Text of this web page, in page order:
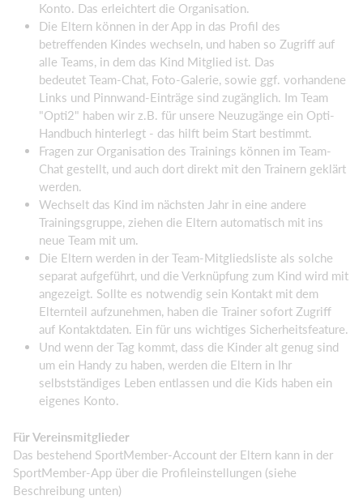
Konto. Das erleichtert die Organisation.
Die Eltern können in der App in das Profil des
betreffenden Kindes wechseln, und haben so Zugriff auf
alle Teams, in dem das Kind Mitglied ist. Das
bedeutet Team-Chat, Foto-Galerie, sowie ggf. vorhandene
Links und Pinnwand-Einträge sind zugänglich. Im Team
"Opti2" haben wir z.B. für unsere Neuzugänge ein Opti-
Handbuch hinterlegt - das hilft beim Start bestimmt.
Fragen zur Organisation des Trainings können im Team-
Chat gestellt, und auch dort direkt mit den Trainern geklärt
werden.
Wechselt das Kind im nächsten Jahr in eine andere
Trainingsgruppe, ziehen die Eltern automatisch mit ins
neue Team mit um.
Die Eltern werden in der Team-Mitgliedsliste als solche
separat aufgeführt, und die Verknüpfung zum Kind wird mit
angezeigt. Sollte es notwendig sein Kontakt mit dem
Elternteil aufzunehmen, haben die Trainer sofort Zugriff
auf Kontaktdaten. Ein für uns wichtiges Sicherheitsfeature.
Und wenn der Tag kommt, dass die Kinder alt genug sind
um ein Handy zu haben, werden die Eltern in Ihr
selbstständiges Leben entlassen und die Kids haben ein
eigenes Konto.
Für Vereinsmitglieder
Das bestehend SportMember-Account der Eltern kann in der
SportMember-App über die Profileinstellungen (siehe
Beschreibung unten)